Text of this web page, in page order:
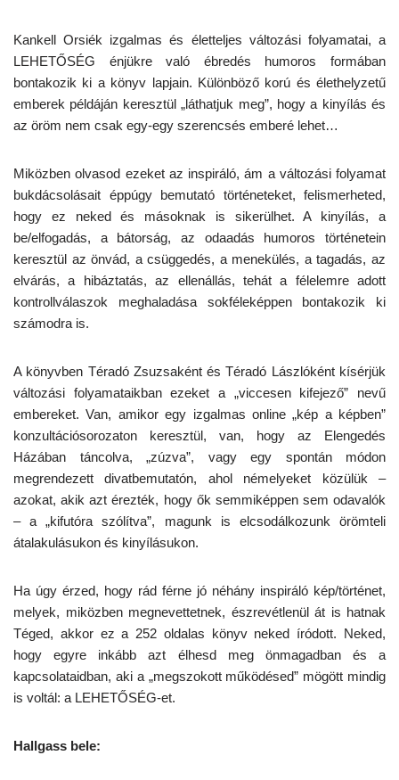
Kankell Orsiék izgalmas és életteljes változási folyamatai, a
LEHETŐSÉG énjükre való ébredés humoros formában
bontakozik ki a könyv lapjain. Különböző korú és élethelyzetű
emberek példáján keresztül „láthatjuk meg”, hogy a kinyílás és
az öröm nem csak egy-egy szerencsés emberé lehet…
Miközben olvasod ezeket az inspiráló, ám a változási folyamat
bukdácsolásait éppúgy bemutató történeteket, felismerheted,
hogy ez neked és másoknak is sikerülhet. A kinyílás, a
be/elfogadás, a bátorság, az odaadás humoros történetein
keresztül az önvád, a csüggedés, a menekülés, a tagadás, az
elvárás, a hibáztatás, az ellenállás, tehát a félelemre adott
kontrollválaszok meghaladása sokféleképpen bontakozik ki
számodra is.
A könyvben Téradó Zsuzsaként és Téradó Lászlóként kísérjük
változási folyamataikban ezeket a „viccesen kifejező” nevű
embereket. Van, amikor egy izgalmas online „kép a képben”
konzultációsorozaton keresztül, van, hogy az Elengedés
Házában táncolva, „zúzva”, vagy egy spontán módon
megrendezett divatbemutatón, ahol némelyeket közülük –
azokat, akik azt érezték, hogy ők semmiképpen sem odavalók
– a „kifutóra szólítva”, magunk is elcsodálkozunk örömteli
átalakulásukon és kinyílásukon.
Ha úgy érzed, hogy rád férne jó néhány inspiráló kép/történet,
melyek, miközben megnevettetnek, észrevétlenül át is hatnak
Téged, akkor ez a 252 oldalas könyv neked íródott. Neked,
hogy egyre inkább azt élhesd meg önmagadban és a
kapcsolataidban, aki a „megszokott működésed” mögött mindig
is voltál: a LEHETŐSÉG-et.
Hallgass bele: